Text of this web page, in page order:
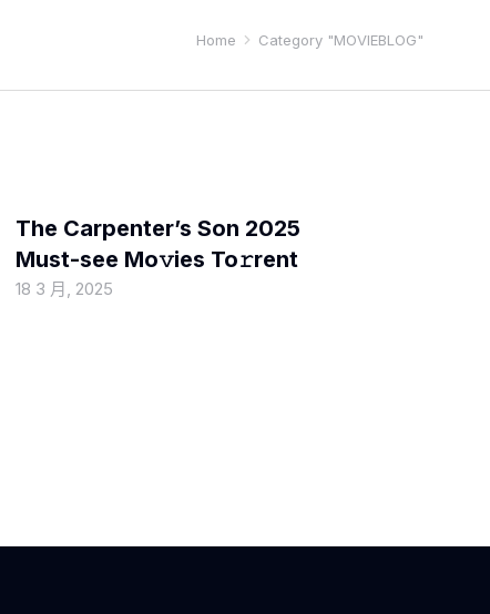
Home Category "MOVIEBLOG"
The Carpenter’s Son 2025
Must-see Mo𝚟ies To𝚛rent
18 3 月, 2025